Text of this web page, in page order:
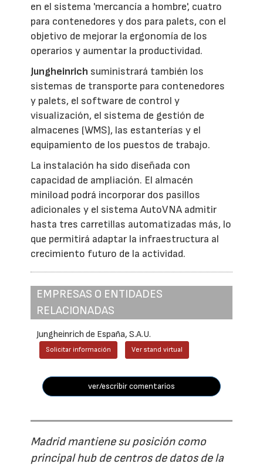
en el sistema 'mercancía a hombre', cuatro
para contenedores y dos para palets, con el
objetivo de mejorar la ergonomía de los
operarios y aumentar la productividad.
Jungheinrich suministrará también los
sistemas de transporte para contenedores
y palets, el software de control y
visualización, el sistema de gestión de
almacenes (WMS), las estanterías y el
equipamiento de los puestos de trabajo.
La instalación ha sido diseñada con
capacidad de ampliación. El almacén
miniload podrá incorporar dos pasillos
adicionales y el sistema AutoVNA admitir
hasta tres carretillas automatizadas más, lo
que permitirá adaptar la infraestructura al
crecimiento futuro de la actividad.
EMPRESAS O ENTIDADES
RELACIONADAS
Jungheinrich de España, S.A.U.
Solicitar información Ver stand virtual
ver/escribir comentarios
Madrid mantiene su posición como
principal hub de centros de datos de la